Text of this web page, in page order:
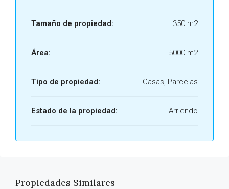
Tamaño de propiedad: 350 m2
Área: 5000 m2
Tipo de propiedad: Casas, Parcelas
Estado de la propiedad: Arriendo
Propiedades Similares